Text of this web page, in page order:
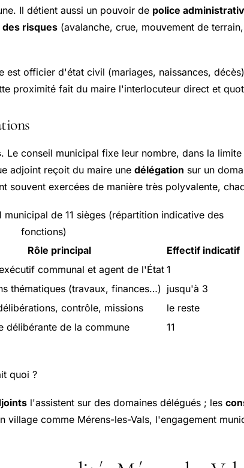
Il détient aussi un pouvoir de police
risques (avalanche, crue, mouvement de
est officier d'état civil (mariages, naissances,
proximité fait du maire l'interlocuteur direct et
. Le conseil municipal fixe leur nombre, dans la limite
adjoint reçoit du maire une délégation sur un
souvent exercées de manière très polyvalente,
de 11 sièges (répartition indicative des
fonctions)
Rôle principal
Effectif indicatif
communal et agent de l'État 1
thématiques (travaux, finances…) jusqu'à 3
contrôle, missions
le reste
délibérante de la commune
11
quoi ?
l'assistent sur des domaines délégués ; les
village comme Mérens-les-Vals, l'engagement